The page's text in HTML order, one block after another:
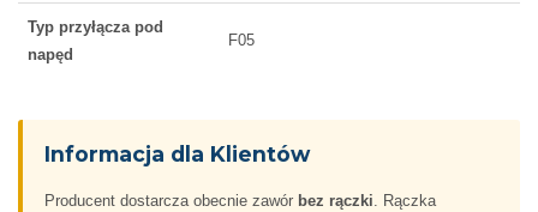
Typ przyłącza pod
napęd
F05
Informacja dla Klientów
Producent dostarcza obecnie zawór bez rączki. Rączka